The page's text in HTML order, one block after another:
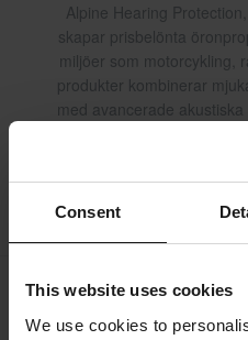
Consent
This website uses cookies
We use cookies to
Alpine Hearing
skapar prisbelönta
miljöer som motorcykling,
produkter kombinerar
med avancerade
buller samtidigt som
långa touringresor,
säkerställer Alpine
Frakt & Leverans